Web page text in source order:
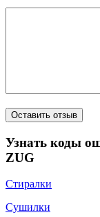
Узнать коды
ZUG
Стиралки
Сушилки